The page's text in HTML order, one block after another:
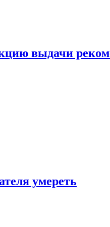
выдачи
умереть